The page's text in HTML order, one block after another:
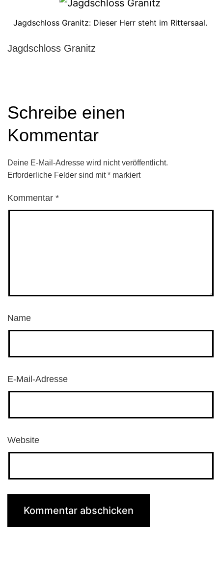
Jagdschloss Granitz: Dieser Herr steht im Rittersaal.
Jagdschloss Granitz
Schreibe einen
Kommentar
Deine E-Mail-Adresse wird nicht veröffentlicht.
Erforderliche Felder sind mit* markiert
Kommentar *
Name
E-Mail-Adresse
Website